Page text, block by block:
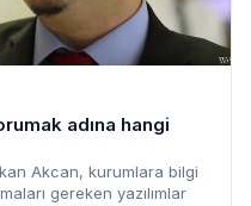
adına hangi
Akcan, kurumlara bilgi
gereken yazılımlar